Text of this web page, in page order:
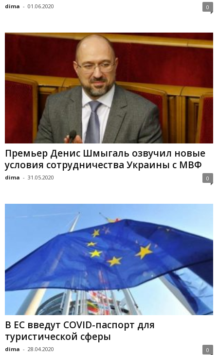
dima - 01.06.2020 0
Премьер Денис Шмыгаль озвучил новые
условия сотрудничества Украины с МВФ
dima - 31.05.2020 0
В ЕС введут COVID-паспорт для
туристической сферы
dima - 28.04.2020 0